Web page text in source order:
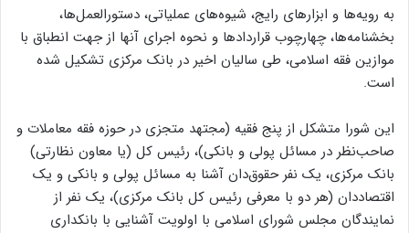
به رویه‌ها و ابزارهای رایج، شیوه‌های عملیاتی، دستورالعمل‌ها،
بخشنامه‌ها، چهارچوب قراردادها و نحوه اجرای آنها از جهت انطباق با
موازین فقه اسلامی، طی سالیان اخیر در بانک مرکزی تشکیل شده
است.
این شورا متشکل از پنج فقیه (مجتهد متجزی در حوزه فقه معاملات و
صاحب‌نظر در مسائل پولی و بانکی)، رئیس کل (یا معاون نظارتی)
بانک مرکزی، یک نفر حقوق‌دان آشنا به مسائل پولی و بانکی و یک
اقتصاددان (هر دو با معرفی رئیس کل بانک مرکزی)، یک نفر از
نمایندگان مجلس شورای اسلامی با اولویت آشنایی با بانکداری